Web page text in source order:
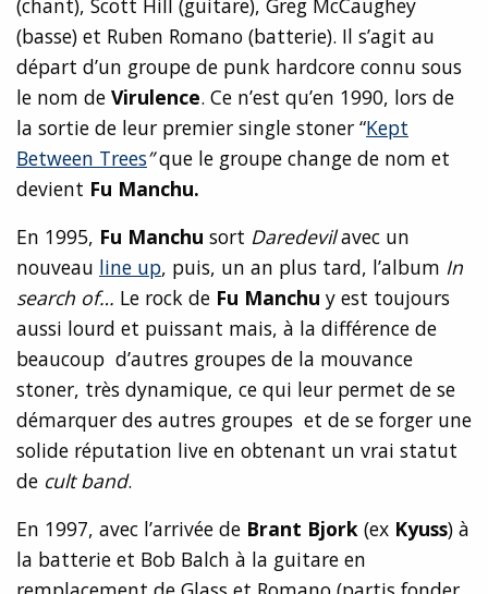
(chant), Scott Hill (guitare), Greg McCaughey
(basse) et Ruben Romano (batterie). Il s’agit au
départ d’un groupe de punk hardcore connu sous
le nom de Virulence. Ce n’est qu’en 1990, lors de
la sortie de leur premier single stoner “Kept
Between Trees”que le groupe change de nom et
devient Fu Manchu.
En 1995, Fu Manchu sort Daredevilavec un
nouveau line up, puis, un an plus tard, l’album In
search of… Le rock de Fu Manchu y est toujours
aussi lourd et puissant mais, à la différence de
beaucoup d’autres groupes de la mouvance
stoner, très dynamique, ce qui leur permet de se
démarquer des autres groupes et de se forger une
solide réputation live en obtenant un vrai statut
de cult band.
En 1997, avec l’arrivée de Brant Bjork (ex Kyuss) à
la batterie et Bob Balch à la guitare en